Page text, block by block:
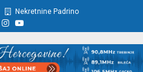
Nekretnine Padrino
Instagram
Youtube